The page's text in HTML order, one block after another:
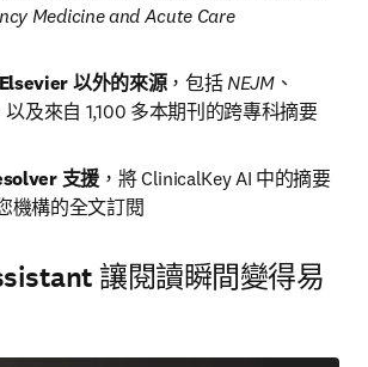
Medicine and Acute Care
以外的來源，包括 NEJM、
以及來自 1,100 多本期刊的跨專科摘要
支援，將 ClinicalKey AI 中的摘要
機構的全文訂閱
讓閱讀瞬間變得易